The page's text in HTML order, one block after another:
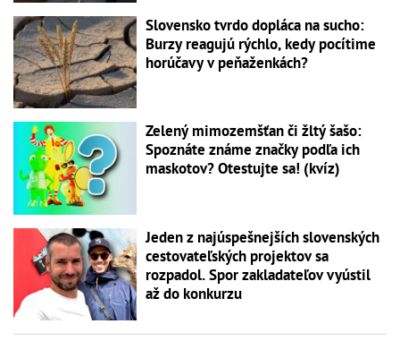
Slovensko tvrdo dopláca na sucho:
Burzy reagujú rýchlo, kedy pocítime
horúčavy v peňaženkách?
Zelený mimozemšťan či žltý šašo:
Spoznáte známe značky podľa ich
maskotov? Otestujte sa! (kvíz)
Jeden z najúspešnejších slovenských
cestovateľských projektov sa
rozpadol. Spor zakladateľov vyústil
až do konkurzu